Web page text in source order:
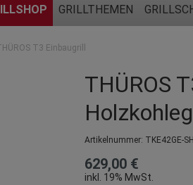
GRILLTHEMEN
T3 Einbaugrill
THÜROS
Artikelnummer: TKE42GE-
629,00 €
inkl. 19% MwSt.